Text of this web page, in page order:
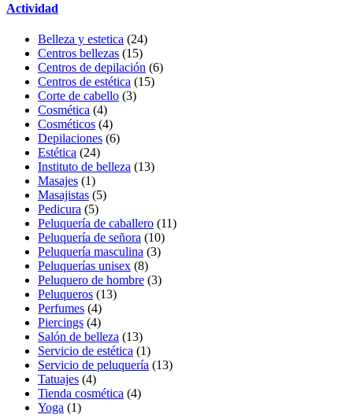
Actividad
Belleza y estetica (24)
Centros bellezas (15)
Centros de depilación (6)
Centros de estética (15)
Corte de cabello (3)
Cosmética (4)
Cosméticos (4)
Depilaciones (6)
Estética (24)
Instituto de belleza (13)
Masajes (1)
Masajistas (5)
Pedicura (5)
Peluquería de caballero (11)
Peluquería de señora (10)
Peluquería masculina (3)
Peluquerías unisex (8)
Peluquero de hombre (3)
Peluqueros (13)
Perfumes (4)
Piercings (4)
Salón de belleza (13)
Servicio de estética (1)
Servicio de peluquería (13)
Tatuajes (4)
Tienda cosmética (4)
Yoga (1)